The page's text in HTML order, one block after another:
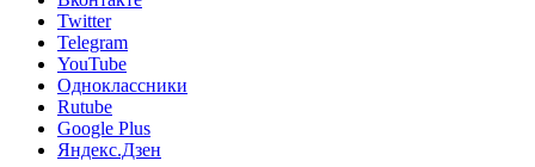
Twitter
Telegram
YouTube
Одноклассники
Rutube
Google Plus
Яндекс.Дзен